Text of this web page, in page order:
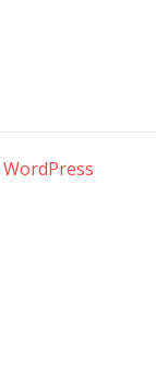
WordPress